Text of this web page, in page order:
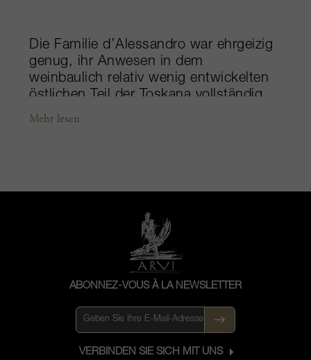
Die Familie d’Alessandro war ehrgeizig
genug, ihr Anwesen in dem
weinbaulich relativ wenig entwickelten
östlichen Teil der Toskana vollständig
umzustrukturieren. So wurden mehr als
Rebstöcken pro Hektar. Die Brüder
Massimo und Francesco gehen mit
höchster Sorgfalt zu Werke, um aus
niedrigen Erträgen erstklassige Trauben
Mehr lesen
ABONNEZ-VOUS À LA NEWSLETTER
VERBINDEN SIE SICH MIT UNS